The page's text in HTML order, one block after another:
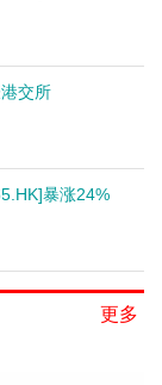
交所
暴涨24%
更多